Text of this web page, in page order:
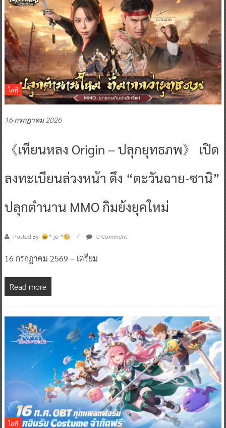
ไอที
16 กรกฎาคม 2026
《เทียนหลง Origin – ปลุกยุทธภพ》 เปิด
ลงทะเบียนล่วงหน้า ดึง “ตะวันฉาย-ซานิ”
ปลุกตำนาน MMO กิมย้งยุคใหม่
Posted By: ^ jo ^ 0 Comment
16 กรกฎาคม 2569 – เตรียม
Read more
ไอที